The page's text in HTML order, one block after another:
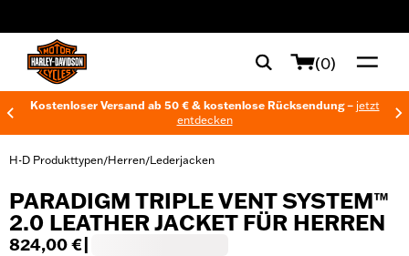
(0)
Kostenloser Versand ab 50 € & kostenlose Rücksendung – jetzt
entdecken
H-D Produkttypen/Herren/Lederjacken
PARADIGM TRIPLE VENT SYSTEM™
2.0 LEATHER JACKET FÜR HERREN
824,00 €